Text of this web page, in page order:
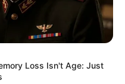
Loss Isn't Age: Just